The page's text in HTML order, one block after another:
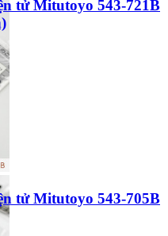
tử Mitutoyo 543-721B
tử Mitutoyo 543-705B